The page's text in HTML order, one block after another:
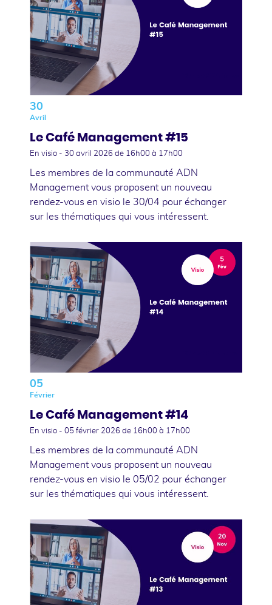
30
Avril
Le Café Management #15
En visio - 30 avril 2026 de 16h00 à 17h00
Les membres de la communauté ADN
Management vous proposent un nouveau
rendez-vous en visio le 30/04 pour échanger
sur les thématiques qui vous intéressent.
05
Février
Le Café Management #14
En visio - 05 février 2026 de 16h00 à 17h00
Les membres de la communauté ADN
Management vous proposent un nouveau
rendez-vous en visio le 05/02 pour échanger
sur les thématiques qui vous intéressent.